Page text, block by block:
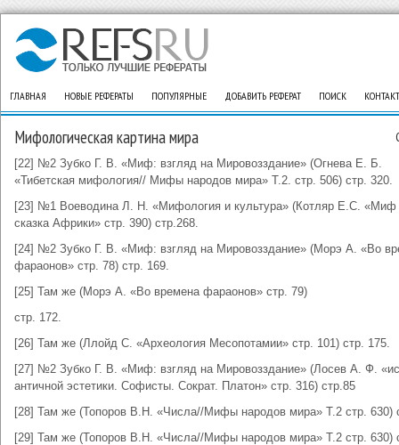
ГЛАВНАЯ НОВЫЕ РЕФЕРАТЫ ПОПУЛЯРНЫЕ ДОБАВИТЬ РЕФЕРАТ ПОИСК
Мифологическая картина мира
[22] №2 Зубко Г. В. «Миф: взгляд на Мировозздание» (Огнева Е. Б.
«Тибетская мифология// Мифы народов мира» Т.2. стр. 506) стр. 320.
[23] №1 Воеводина Л. Н. «Мифология и культура» (Котляр Е.С. «Миф
сказка Африки» стр. 390) стр.268.
[24] №2 Зубко Г. В. «Миф: взгляд на Мировозздание» (Морэ А. «Во
фараонов» стр. 78) стр. 169.
[25] Там же (Морэ А. «Во времена фараонов» стр. 79)
стр. 172.
[26] Там же (Ллойд С. «Археология Месопотамии» стр. 101) стр. 175.
[27] №2 Зубко Г. В. «Миф: взгляд на Мировозздание» (Лосев А. Ф.
античной эстетики. Софисты. Сократ. Платон» стр. 316) стр.85
[28] Там же (Топоров В.Н. «Числа//Мифы народов мира» Т.2 стр. 630)
[29] Там же (Топоров В.Н. «Числа//Мифы народов мира» Т.2 стр. 630)